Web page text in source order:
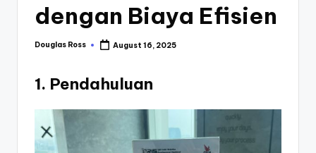
dengan Biaya Efisien
Posted
Douglas Ross August 16, 2025
1. Pendahuluan